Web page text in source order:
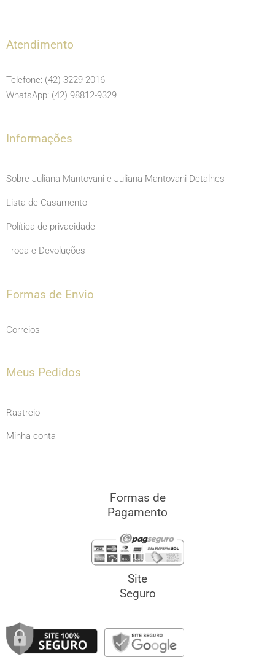
e
o
o
t
g
r
m
b
e
Atendimento
Telefone: (42) 3229-2016
WhatsApp: (42) 98812-9329
Informações
Sobre Juliana Mantovani e Juliana Mantovani Detalhes
Lista de Casamento
Política de privacidade
Troca e Devoluções
Formas de Envio
Correios
Meus Pedidos
Rastreio
Minha conta
Formas de
Pagamento
Site
Seguro